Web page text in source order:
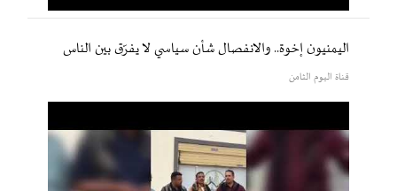
اليمنيون إخوة.. والانفصال شأن سياسي لا يفرّق بين الناس
قناة اليوم الثامن